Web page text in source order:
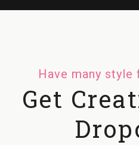
Have many
Get